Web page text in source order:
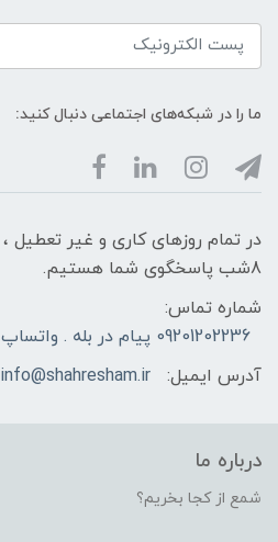
ما را در شبکه‌های اجتماعی دنبال کنید:
8شب پاسخگوی شما هستیم.
شماره تماس:
09201202236 پیام در بله . واتساپ . تلگرام و تماس تلفنی
آدرس ایمیل:
info@shahresham.ir
درباره ما
شمع از کجا بخریم؟